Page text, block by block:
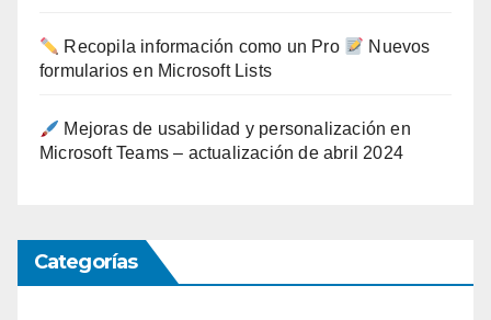
Recopila información como un Pro
Nuevos
formularios en Microsoft Lists
Mejoras de usabilidad y personalización en
Microsoft Teams – actualización de abril 2024
Categorías